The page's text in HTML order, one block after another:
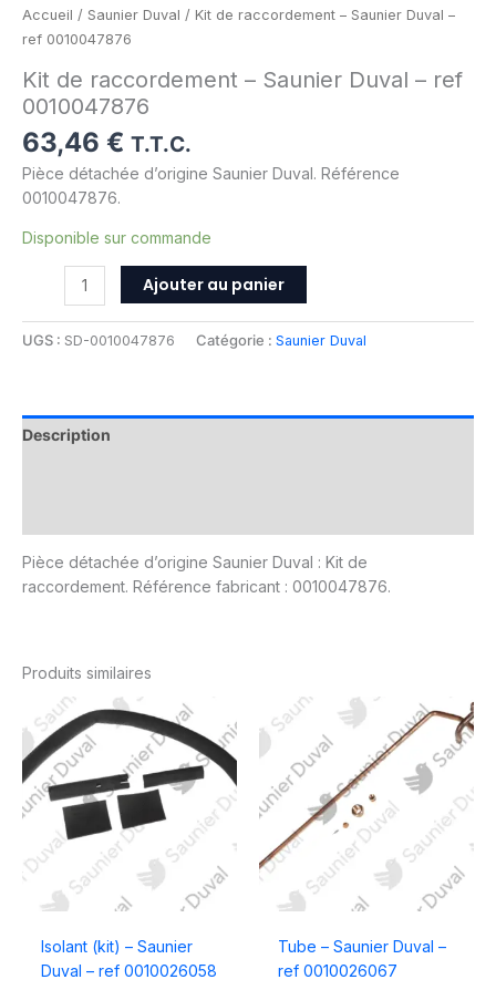
Accueil / Saunier Duval / Kit de raccordement – Saunier Duval –
ref 0010047876
Kit de raccordement – Saunier Duval – ref
0010047876
63,46 € T.T.C.
Pièce détachée d’origine Saunier Duval. Référence
0010047876.
Disponible sur commande
Ajouter au panier
UGS : SD-0010047876 Catégorie : Saunier Duval
Description
Pièce détachée d’origine Saunier Duval : Kit de
raccordement. Référence fabricant : 0010047876.
Produits similaires
Isolant (kit) – Saunier
Duval – ref 0010026058
Tube – Saunier Duval –
ref 0010026067